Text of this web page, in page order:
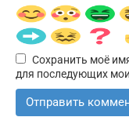
Сохранить моё
для последующих